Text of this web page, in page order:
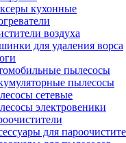
кухонные
воздуха
для удаления ворса
пылесосы
пылесосы
сетевые
электровеники
для